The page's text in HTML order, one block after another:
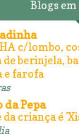
Blogs
c/lombo,
de berinjela,
e farofa
da Pepa
da criança é